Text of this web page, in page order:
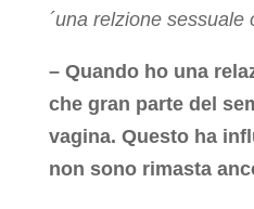
´una relzione sessuale
– Quando ho una
che gran parte del
vagina. Questo ha
non sono rimasta